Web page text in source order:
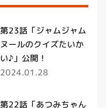
第23話「ジャムジャム
ヌールのクイズたいか
い♪」公開！
2024.01.28
第22話「あつみちゃん